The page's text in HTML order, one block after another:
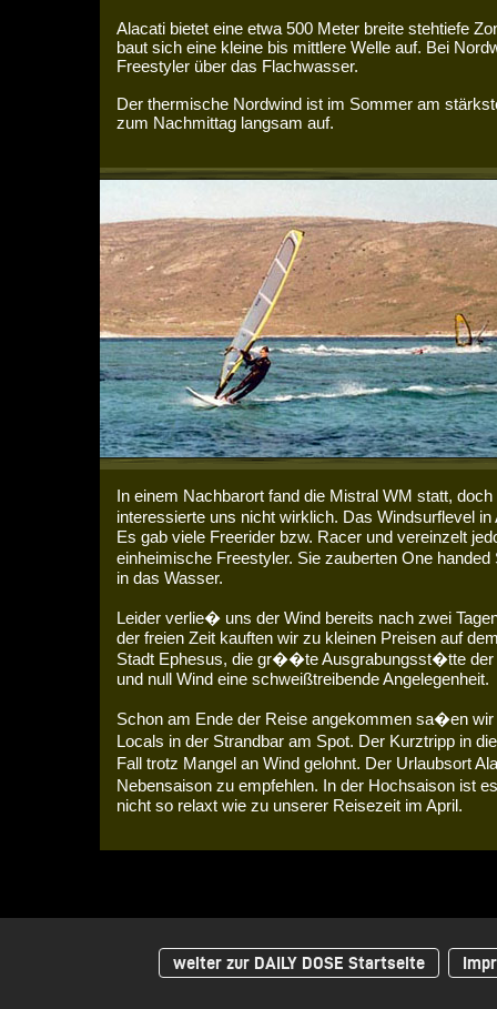
Alacati bietet eine etwa 500 Meter breite stehtiefe
baut sich eine kleine bis mittlere Welle auf. Bei
Freestyler über das Flachwasser.
Der thermische Nordwind ist im Sommer am
zum Nachmittag langsam auf.
In einem Nachbarort fand die Mistral WM statt,
interessierte uns nicht wirklich. Das Windsurflevel
Es gab viele Freerider bzw. Racer und vereinzelt
einheimische Freestyler. Sie zauberten One
in das Wasser.
Leider verlie� uns der Wind bereits nach zwei
der freien Zeit kauften wir zu kleinen Preisen auf
Stadt Ephesus, die gr��te Ausgrabungsst�tte der
und null Wind eine schweißtreibende Angelegenheit.
Schon am Ende der Reise angekommen sa�en wir
Locals in der Strandbar am Spot. Der Kurztripp in
Fall trotz Mangel an Wind gelohnt. Der Urlaubsort
Nebensaison zu empfehlen. In der Hochsaison
nicht so relaxt wie zu unserer Reisezeit im April.
weiter zur DAILY DOSE Startseite